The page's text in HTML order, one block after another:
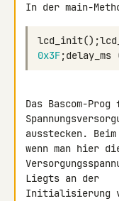
In der main-
lcd_init();
0x3F;delay_ms
Das Bascom-
ausstecken.
wenn man hier
Liegts an der
Initialisierung